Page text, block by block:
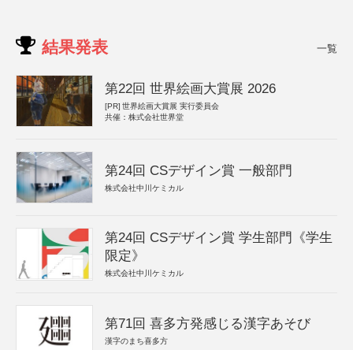
結果発表 一覧
第22回 世界絵画大賞展 2026
[PR] 世界絵画大賞展 実行委員会
共催：株式会社世界堂
第24回 CSデザイン賞 一般部門
株式会社中川ケミカル
第24回 CSデザイン賞 学生部門《学生
限定》
株式会社中川ケミカル
第71回 喜多方発感じる漢字あそび
漢字のまち喜多方